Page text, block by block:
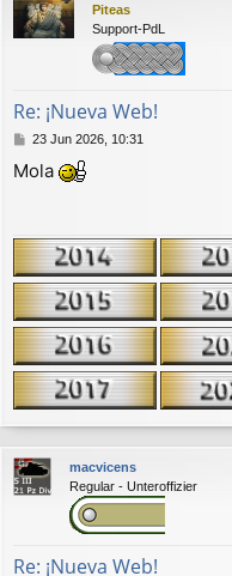
Piteas
Support-PdL
Re: ¡Nueva Web!
M
n
e
23 Jun 2026, 10:31
Mola
macvicens
Regular - Unteroffizier
Re: ¡Nueva Web!